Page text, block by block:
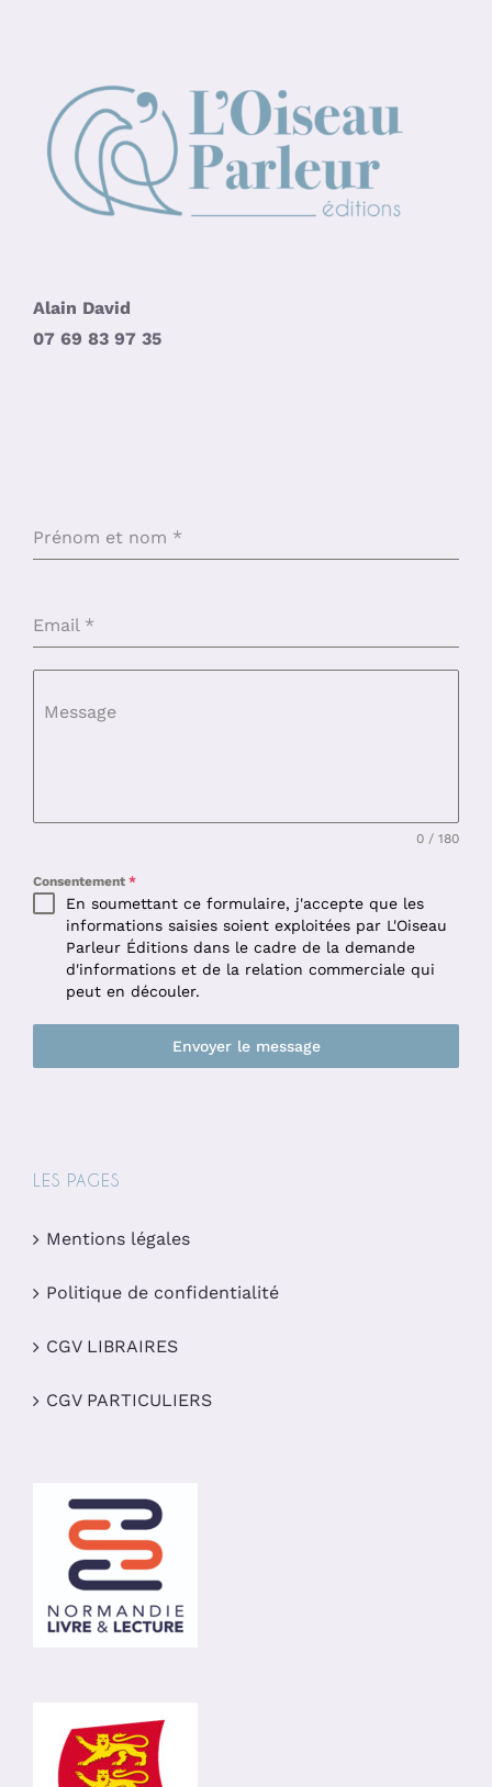
Alain David
07 69 83 97 35
Prénom et nom *
Email *
Message
0 / 180
Consentement *
En soumettant ce formulaire, j'accepte que les
informations saisies soient exploitées par L'Oiseau
Parleur Éditions dans le cadre de la demande
d'informations et de la relation commerciale qui
peut en découler.
Envoyer le message
LES PAGES
Mentions légales
Politique de confidentialité
CGV LIBRAIRES
CGV PARTICULIERS